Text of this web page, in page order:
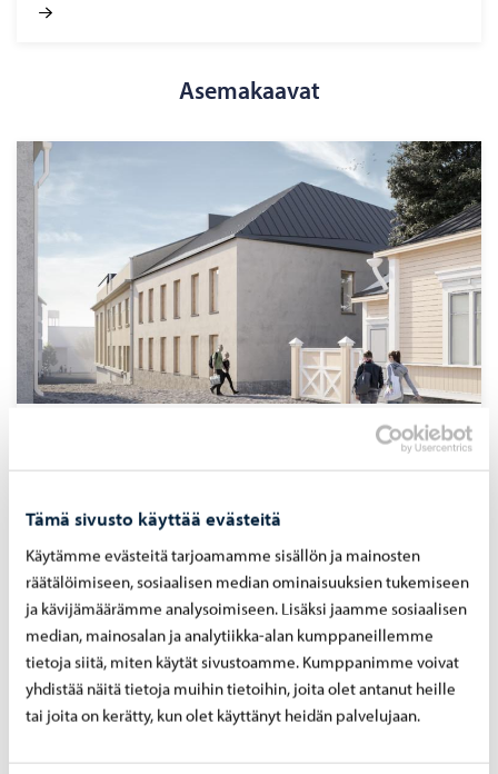
Tämä sivusto käyttää evästeitä
Käytämme evästeitä tarjoamamme sisällön ja mainosten
räätälöimiseen, sosiaalisen median ominaisuuksien tukemiseen
ja kävijämäärämme analysoimiseen. Lisäksi jaamme sosiaalisen
median, mainosalan ja analytiikka-alan kumppaneillemme
tietoja siitä, miten käytät sivustoamme. Kumppanimme voivat
yhdistää näitä tietoja muihin tietoihin, joita olet antanut heille
tai joita on kerätty, kun olet käyttänyt heidän palvelujaan.
Asemakaavat